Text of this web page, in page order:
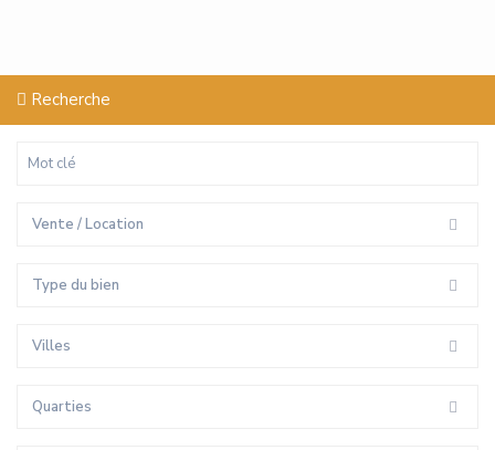
Recherche
Vente / Location
Type du bien
Villes
Quarties